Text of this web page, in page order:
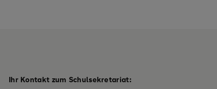
Ihr Kontakt zum Schulsekretariat: